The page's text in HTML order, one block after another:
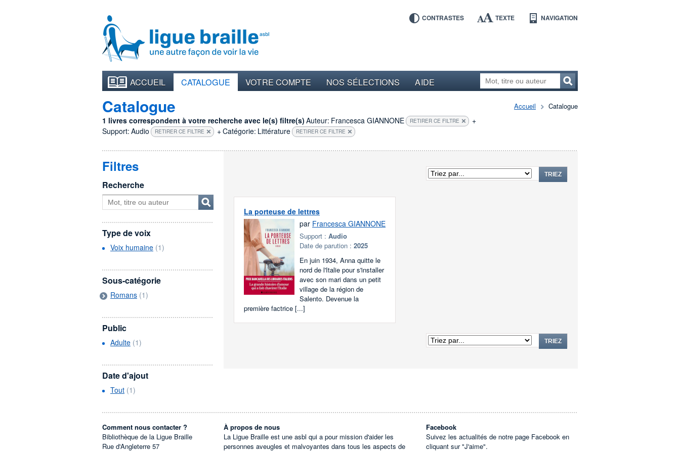
CONTRASTES TEXTE NAVIGATION
ACCUEIL CATALOGUE VOTRE COMPTE NOS SÉLECTIONS AIDE
Accueil Catalogue
Catalogue
1 livres correspondent à votre recherche avec le(s) filtre(s) Auteur: Francesca GIANNONE RETIRER CE FILTRE
+
Support: Audio RETIRER CE FILTRE +Catégorie: Littérature RETIRER CE FILTRE
TRIEZ
La porteuse de lettres
par Francesca GIANNONE
Support :Audio
Date de parution :2025
En juin 1934, Anna quitte le
nord de l'Italie pour s'installer
avec son mari dans un petit
village de la région de
Salento. Devenue la
première factrice [...]
TRIEZ
Filtres
Recherche
Type de voix
Voix humaine (1)
Sous-catégorie
Romans (1)
Public
Adulte (1)
Date d'ajout
Tout (1)
Comment nous contacter ?
Bibliothèque de la Ligue Braille
Rue d'Angleterre 57
À propos de nous
La Ligue Braille est une asbl qui a pour mission d'aider les
personnes aveugles et malvoyantes dans tous les aspects de
Facebook
Suivez les actualités de notre page Facebook en
cliquant sur "J'aime".